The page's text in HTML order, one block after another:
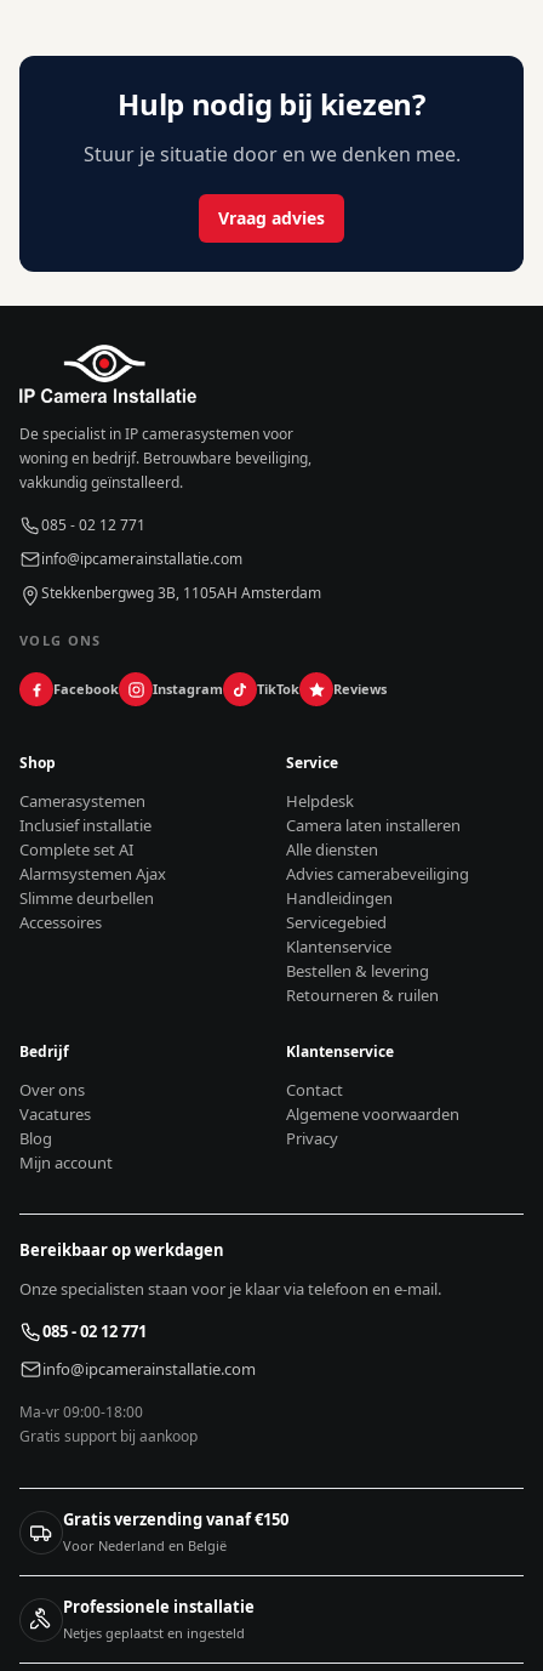
Hulp nodig bij kiezen?
Stuur je situatie door en we denken mee.
Vraag advies
De specialist in IP camerasystemen voor
woning en bedrijf. Betrouwbare beveiliging,
vakkundig geïnstalleerd.
085 - 02 12 771
info@ipcamerainstallatie.com
Stekkenbergweg 3B, 1105AH Amsterdam
VOLG ONS
Facebook Instagram TikTok Reviews
Shop
Camerasystemen
Inclusief installatie
Complete set AI
Alarmsystemen Ajax
Slimme deurbellen
Accessoires
Service
Helpdesk
Camera laten installeren
Alle diensten
Advies camerabeveiliging
Handleidingen
Servicegebied
Klantenservice
Bestellen & levering
Retourneren & ruilen
Bedrijf
Over ons
Vacatures
Blog
Mijn account
Klantenservice
Contact
Algemene voorwaarden
Privacy
Bereikbaar op werkdagen
Onze specialisten staan voor je klaar via telefoon en e-mail.
085 - 02 12 771
info@ipcamerainstallatie.com
Ma-vr 09:00-18:00
Gratis support bij aankoop
Gratis verzending vanaf €150
Voor Nederland en België
Professionele installatie
Netjes geplaatst en ingesteld